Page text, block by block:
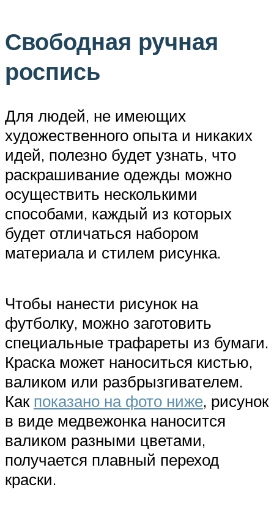
Свободная ручная
роспись
Для людей, не имеющих
художественного опыта и никаких
идей, полезно будет узнать, что
раскрашивание одежды можно
осуществить несколькими
способами, каждый из которых
будет отличаться набором
материала и стилем рисунка.
Чтобы нанести рисунок на
футболку, можно заготовить
специальные трафареты из бумаги.
Краска может наноситься кистью,
валиком или разбрызгивателем.
Как показано на фото ниже, рисунок
в виде медвежонка наносится
валиком разными цветами,
получается плавный переход
краски.